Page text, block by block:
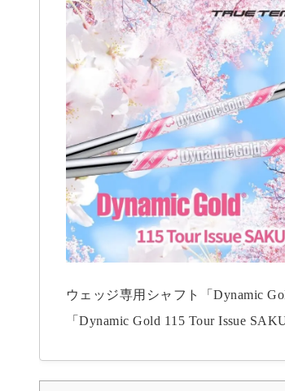
ウェッジ専用シャフト「Dynamic
「Dynamic Gold 115 Tour Issue